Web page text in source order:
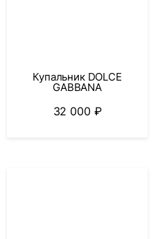
Купальник DOLCE
GABBANA
32 000 ₽